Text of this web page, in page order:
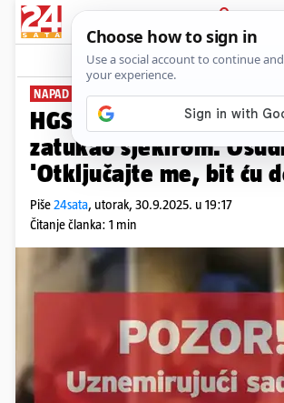
PRIJAVA
News
NAPAD U KAŠTEL ŠTAFILIĆU
HGSS-ovca upucao,
zatukao sjekirom.
'Otključajte me, bit ću
Piše24sata, utorak, 30.9.2025. u 19:17
Čitanje članka: 1 min